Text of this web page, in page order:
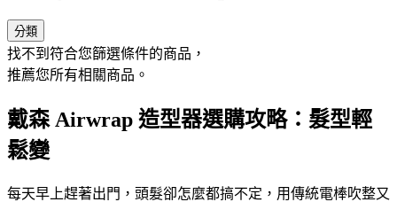
分類
找不到符合您篩選條件的商品，
推薦您所有相關商品。
戴森 Airwrap 造型器選購攻略：髮型輕
鬆變
每天早上趕著出門，頭髮卻怎麼都搞不定，用傳統電棒吹整又